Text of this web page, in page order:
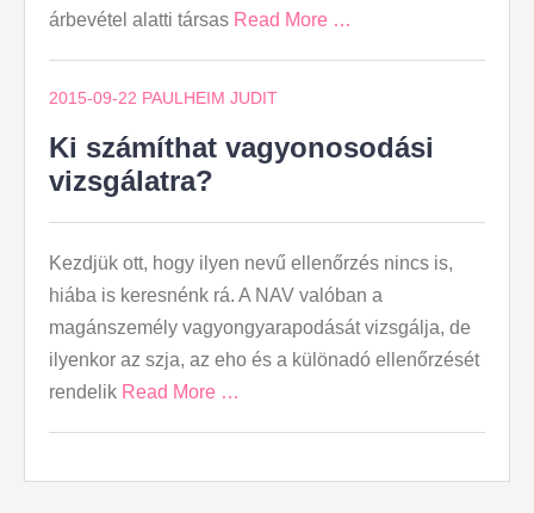
árbevétel alatti társas Read More …
2015-09-22 PAULHEIM JUDIT
Ki számíthat vagyonosodási
vizsgálatra?
Kezdjük ott, hogy ilyen nevű ellenőrzés nincs is,
hiába is keresnénk rá. A NAV valóban a
magánszemély vagyongyarapodását vizsgálja, de
ilyenkor az szja, az eho és a különadó ellenőrzését
rendelik Read More …